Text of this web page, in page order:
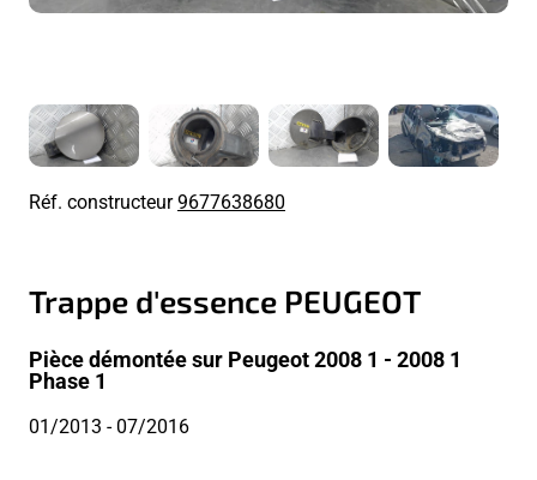
Réf. constructeur9677638680
Trappe d'essence PEUGEOT
Pièce démontée sur Peugeot 2008 1 - 2008 1
Phase 1
01/2013 - 07/2016